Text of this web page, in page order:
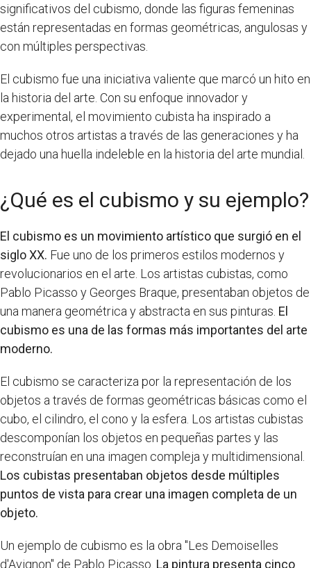
significativos del cubismo, donde las figuras femeninas
están representadas en formas geométricas, angulosas y
con múltiples perspectivas.
El cubismo fue una iniciativa valiente que marcó un hito en
la historia del arte. Con su enfoque innovador y
experimental, el movimiento cubista ha inspirado a
muchos otros artistas a través de las generaciones y ha
dejado una huella indeleble en la historia del arte mundial.
¿Qué es el cubismo y su ejemplo?
El cubismo es un movimiento artístico que surgió en el
siglo XX. Fue uno de los primeros estilos modernos y
revolucionarios en el arte. Los artistas cubistas, como
Pablo Picasso y Georges Braque, presentaban objetos de
una manera geométrica y abstracta en sus pinturas. El
cubismo es una de las formas más importantes del arte
moderno.
El cubismo se caracteriza por la representación de los
objetos a través de formas geométricas básicas como el
cubo, el cilindro, el cono y la esfera. Los artistas cubistas
descomponían los objetos en pequeñas partes y las
reconstruían en una imagen compleja y multidimensional.
Los cubistas presentaban objetos desde múltiples
puntos de vista para crear una imagen completa de un
objeto.
Un ejemplo de cubismo es la obra "Les Demoiselles
d'Avignon" de Pablo Picasso. La pintura presenta cinco